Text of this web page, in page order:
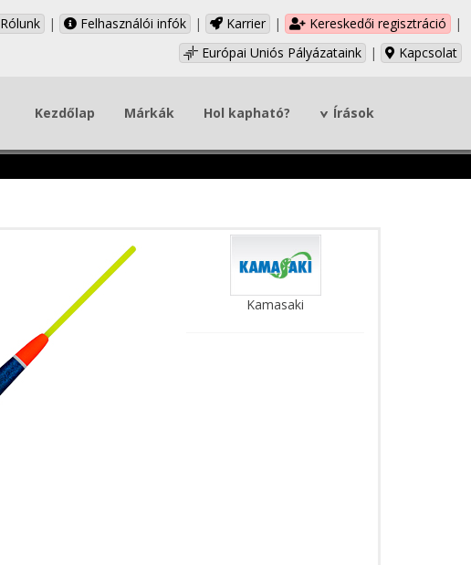
Rólunk | Felhasználói infók | Karrier | Kereskedői regisztráció
|
Európai Uniós Pályázataink
| Kapcsolat
Kezdőlap Márkák Hol kapható? Írások
Kamasaki